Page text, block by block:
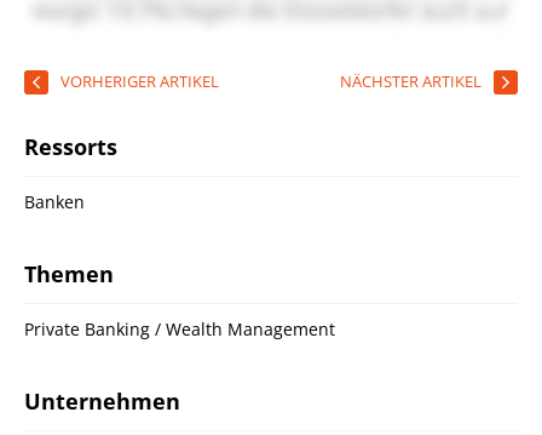
VORHERIGER ARTIKEL NÄCHSTER ARTIKEL
Ressorts
Banken
Themen
Private Banking / Wealth Management
Unternehmen